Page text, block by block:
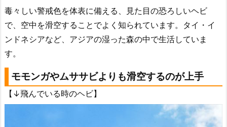
毒々しい警戒色を体表に備える、見た目の恐ろしいヘビ
で、空中を滑空することでよく知られています。タイ・イ
ンドネシアなど、アジアの湿った森の中で生活していま
す。
モモンガやムササビよりも滑空するのが上手
【↓飛んでいる時のヘビ】